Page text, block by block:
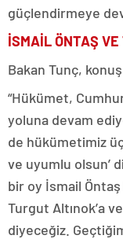
güçlendirmeye
İSMAİL ÖNTAŞ VE
Bakan Tunç,
“Hükümet,
yoluna devam
de hükümetimiz
ve uyumlu olsun’
bir oy İsmail
Turgut Altınok’a
diyeceğiz.